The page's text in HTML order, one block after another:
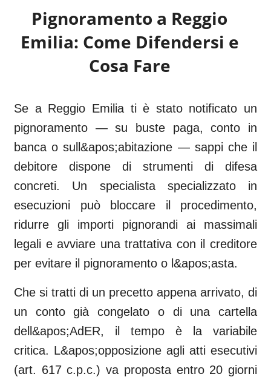
Pignoramento a Reggio
Emilia: Come Difendersi e
Cosa Fare
Se a Reggio Emilia ti è stato notificato un
pignoramento — su buste paga, conto in
banca o sull&apos;abitazione — sappi che il
debitore dispone di strumenti di difesa
concreti. Un specialista specializzato in
esecuzioni può bloccare il procedimento,
ridurre gli importi pignorandi ai massimali
legali e avviare una trattativa con il creditore
per evitare il pignoramento o l&apos;asta.
Che si tratti di un precetto appena arrivato, di
un conto già congelato o di una cartella
dell&apos;AdER, il tempo è la variabile
critica. L&apos;opposizione agli atti esecutivi
(art. 617 c.p.c.) va proposta entro 20 giorni